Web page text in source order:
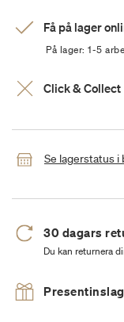
Få på lager
På lager: 1-5
Click & Collect
Se lagerstatus i
30 dagars
Du kan returnera